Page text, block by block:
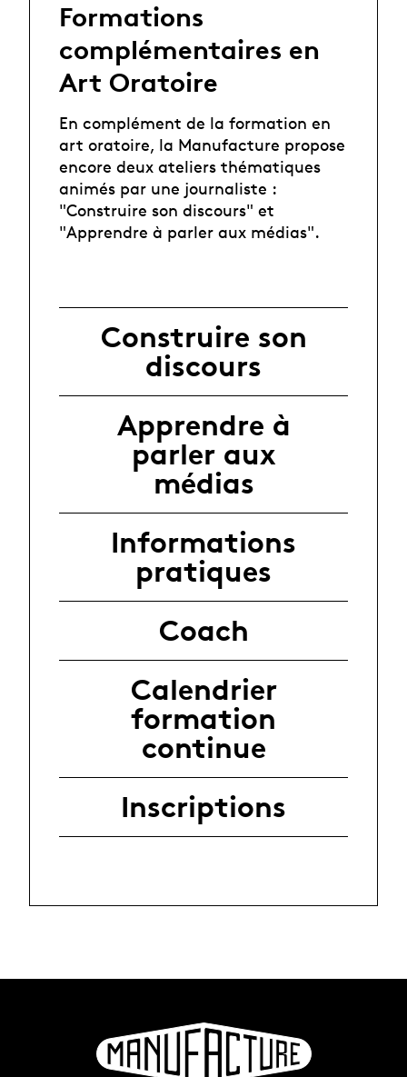
Formations
complémentaires en
Art Oratoire
En complément de la formation en
art oratoire, la Manufacture propose
encore deux ateliers thématiques
animés par une journaliste :
"Construire son discours" et
"Apprendre à parler aux médias".
Construire son
discours
Apprendre à
parler aux
médias
Informations
pratiques
Coach
Calendrier
formation
continue
Inscriptions